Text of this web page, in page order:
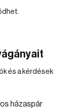
és a kérdések